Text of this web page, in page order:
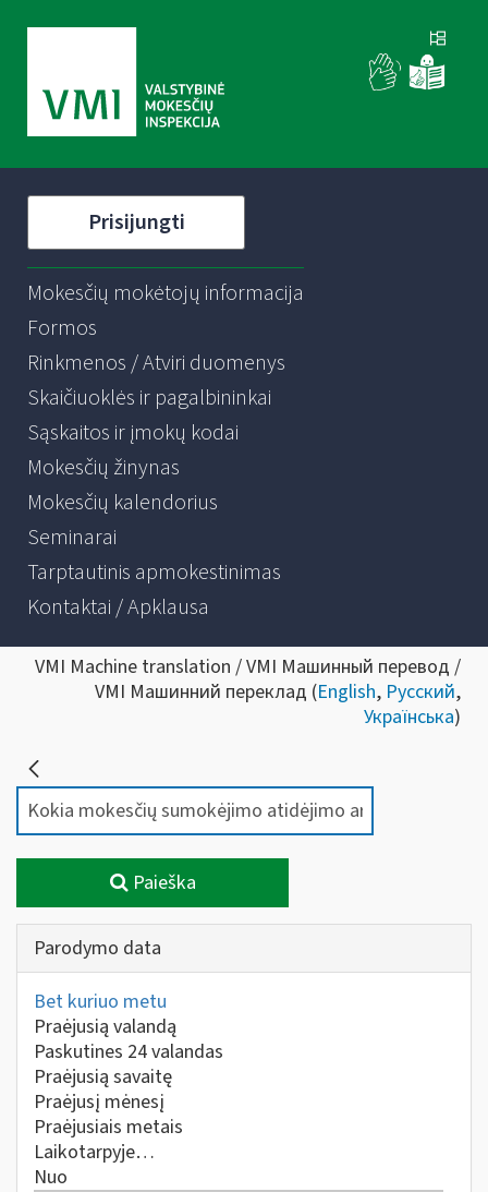
Prisijungti
Mokesčių mokėtojų informacija
Formos
Rinkmenos / Atviri duomenys
Skaičiuoklės ir pagalbininkai
Sąskaitos ir įmokų kodai
Mokesčių žinynas
Mokesčių kalendorius
Seminarai
Tarptautinis apmokestinimas
Kontaktai / Apklausa
VMI Machine translation / VMI Машинный перевод /
VMI Машинний переклад (English, Русский,
Українська)
Paieška
Parodymo data
Bet kuriuo metu
Praėjusią valandą
Paskutines 24 valandas
Praėjusią savaitę
Praėjusį mėnesį
Praėjusiais metais
Laikotarpyje…
Nuo